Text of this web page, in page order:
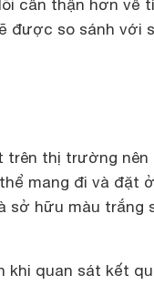
cẩn thận hơn về
được so sánh với
trên thị trường nên
mang đi và đặt
sở hữu màu trắng
khi quan sát kết